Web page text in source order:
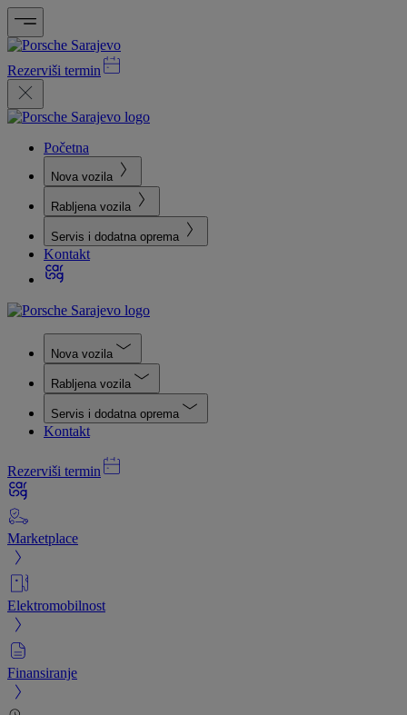
Rezerviši termin
Početna
Nova vozila
Rabljena vozila
Servis i dodatna oprema
Kontakt
Nova vozila
Rabljena vozila
Servis i dodatna oprema
Kontakt
Rezerviši termin
Marketplace
Elektromobilnost
Finansiranje